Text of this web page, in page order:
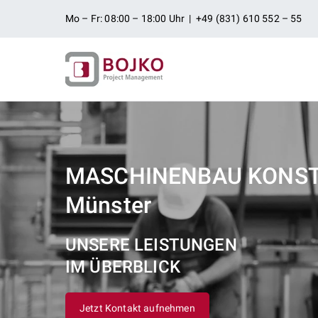
Mo – Fr: 08:00 – 18:00 Uhr | +49 (831) 610 552 – 55
MASCHINENBAU
Münster
UNSERE LEISTUNGEN
IM ÜBERBLICK
Jetzt Kontakt aufnehmen